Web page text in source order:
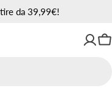
da 39,99€!